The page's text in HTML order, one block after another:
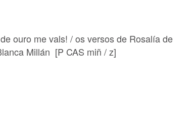
ouro me vals! / os versos de Rosalía de
Millán [P CAS miñ / z]